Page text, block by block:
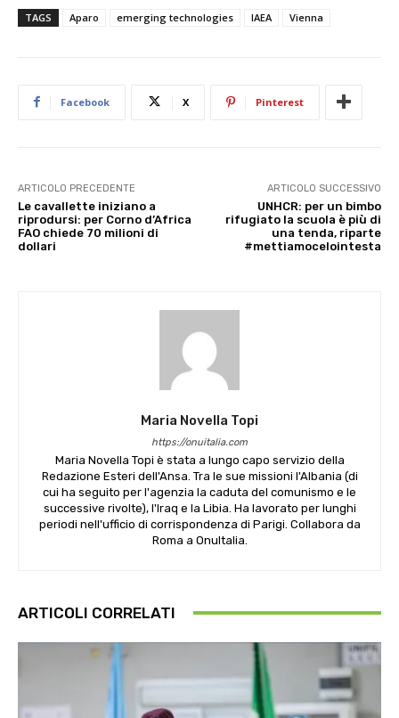
TAGS Aparo emerging technologies IAEA Vienna
Facebook X Pinterest
ARTICOLO PRECEDENTE
Le cavallette iniziano a
riprodursi: per Corno d’Africa
FAO chiede 70 milioni di
dollari
ARTICOLO SUCCESSIVO
UNHCR: per un bimbo
rifugiato la scuola è più di
una tenda, riparte
#mettiamocelointesta
Maria Novella Topi
https://onuitalia.com
Maria Novella Topi è stata a lungo capo servizio della
Redazione Esteri dell'Ansa. Tra le sue missioni l'Albania (di
cui ha seguito per l'agenzia la caduta del comunismo e le
successive rivolte), l'Iraq e la Libia. Ha lavorato per lunghi
periodi nell'ufficio di corrispondenza di Parigi. Collabora da
Roma a OnuItalia.
ARTICOLI CORRELATI